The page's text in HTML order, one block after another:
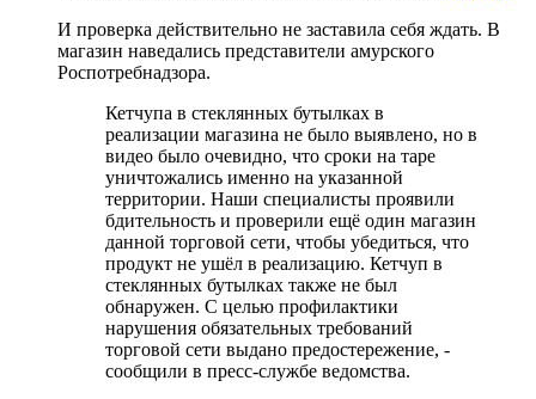
И проверка действительно не заставила себя ждать. В
магазин наведались представители амурского
Роспотребнадзора.
Кетчупа в стеклянных бутылках в
реализации магазина не было выявлено, но в
видео было очевидно, что сроки на таре
уничтожались именно на указанной
территории. Наши специалисты проявили
бдительность и проверили ещё один магазин
данной торговой сети, чтобы убедиться, что
продукт не ушёл в реализацию. Кетчуп в
стеклянных бутылках также не был
обнаружен. С целью профилактики
нарушения обязательных требований
торговой сети выдано предостережение, -
сообщили в пресс-службе ведомства.